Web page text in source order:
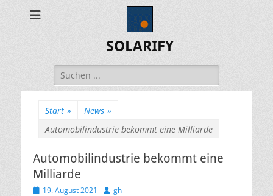
SOLARIFY
Suchen
nach:
Start » News »
Automobilindustrie bekommt eine Milliarde
Automobilindustrie bekommt eine
Milliarde
Veröffentlicht
19. August 2021 Autor
gh